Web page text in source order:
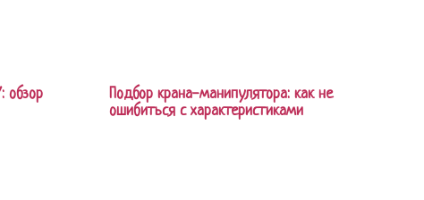
обзор
Подбор крана-манипулятора: как не
ошибиться с характеристиками